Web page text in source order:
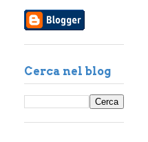
Cerca nel blog